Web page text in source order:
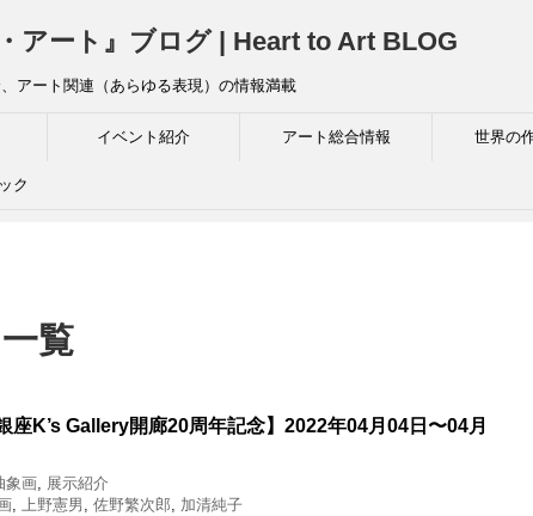
アート』ブログ | Heart to Art BLOG
アート関連（あらゆる表現）の情報満載
イベント紹介 アート総合情報 世界の
ク
覧
座K’s Gallery開廊20周年記念】2022年04月04日〜04月
象画, 展示紹介
, 上野憲男 , 佐野繁次郎, 加清純子